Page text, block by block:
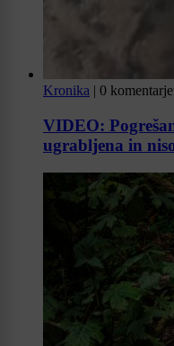
Kronika | 0
VIDEO:
ugrabljena in